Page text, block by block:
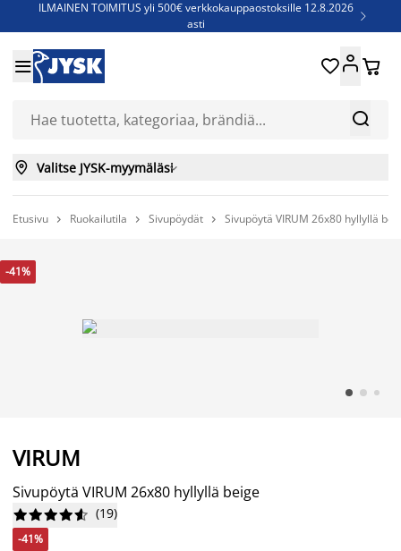
ILMAINEN TOIMITUS yli 500€ verkkokauppaostoksille 12.8.2026
asti

Jenkkisänkyjä - Säästä jopa 60%


 
 Valitse JYSK-myymäläsi
Etusivu  Ruokailutila  Sivupöydät  Sivupöytä VIRUM 26x80 hyllyllä
-41%
VIRUM
Sivupöytä VIRUM 26x80 hyllyllä beige





 (19)
-41%